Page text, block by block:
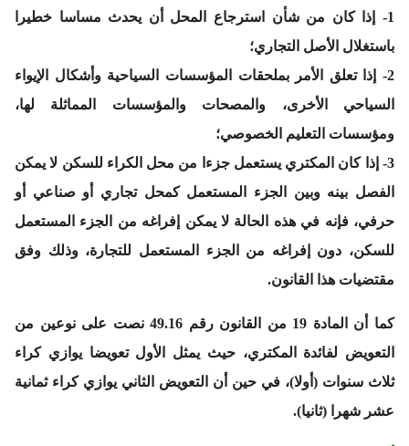
1- إذا كان من شأن استرجاع المحل أن يحدث مساسا خطيرا
باستغلال الأصل التجاري؛
2- إذا تعلق الأمر بملحقات المؤسسات السياحية وأشكال الإيواء
السياحي الأخرى، والمصحات والمؤسسات المماثلة لها،
ومؤسسات التعليم الخصوصي؛
3- إذا كان المكتري يستعمل جزءا من محل الكراء للسكن لا يمكن
الفصل بينه وبين الجزء المستعمل كمحل تجاري أو صناعي أو
حرفي، فإنه في هذه الحالة لا يمكن إفراغه من الجزء المستعمل
للسكن، دون إفراغه من الجزء المستعمل للتجارة، وذلك وفق
مقتضيات هذا القانون.
كما أن المادة 19 من القانون رقم 49.16 نصت على نوعين من
التعويض لفائدة المكتري، حيث يمثل الأول تعويضا يوازي كراء
ثلاث سنوات (أولا)، في حين أن التعويض الثاني يوازي كراء ثمانية
عشر شهرا (ثانيا).